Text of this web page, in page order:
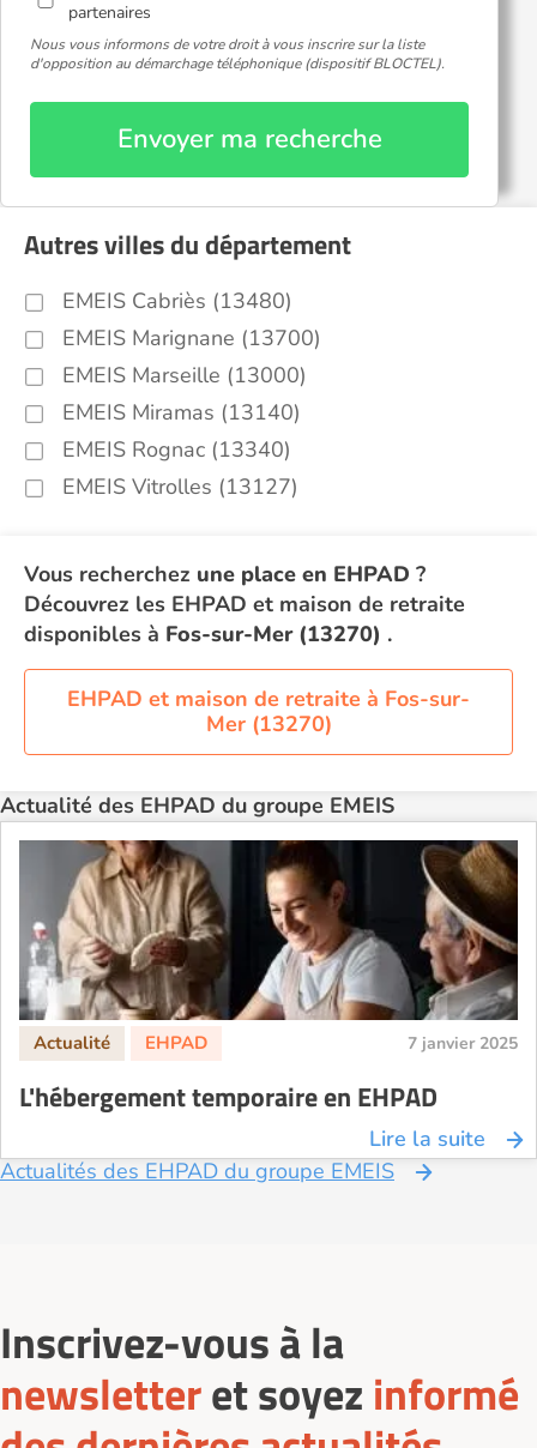
partenaires
Nous vous informons de votre droit à vous inscrire sur la liste
d'opposition au démarchage téléphonique (dispositif BLOCTEL).
Envoyer ma recherche
Autres villes du département
EMEIS Cabriès (13480)
EMEIS Marignane (13700)
EMEIS Marseille (13000)
EMEIS Miramas (13140)
EMEIS Rognac (13340)
EMEIS Vitrolles (13127)
Vous recherchez une place en EHPAD ?
Découvrez les EHPAD et maison de retraite
disponibles à Fos-sur-Mer (13270) .
EHPAD et maison de retraite à Fos-sur-
Mer (13270)
Actualité des EHPAD du groupe EMEIS
7 janvier 2025
L'hébergement temporaire en EHPAD
Lire la suite
Actualités des EHPAD du groupe EMEIS
Inscrivez-vous à la
newsletteret soyez informé